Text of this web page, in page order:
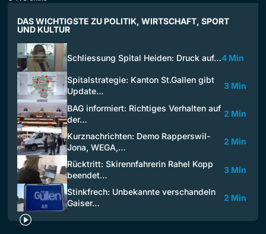
DAS WICHTIGSTE ZU POLITIK, WIRTSCHAFT, SPORT
UND KULTUR
Schliessung Spital Heiden: Druck auf…4 Min
Spitalstrategie: Kanton St.Gallen gibt
Update…
3 Min
BAG informiert: Richtiges Verhalten auf
der…
2 Min
Kurznachrichten: Demo Rapperswil-
Jona, WEGA,…
2 Min
Rücktritt: Skirennfahrerin Rahel Kopp
beendet…
3 Min
Stinkfrech: Unbekannte verschandeln
Gaiser…
2 Min